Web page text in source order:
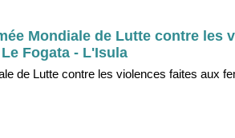
Mondiale de Lutte contre les
Fogata - L'Isula
de Lutte contre les violences faites aux